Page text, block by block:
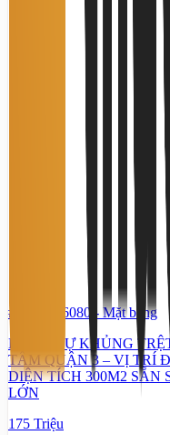
#TS63376080 - Mặt bằng
BIỆT THỰ KHỦNG
TÂM QUẬN 3 – VỊ TRÍ
DIỆN TÍCH 300M2 SẴN
LỚN
175 Triệu